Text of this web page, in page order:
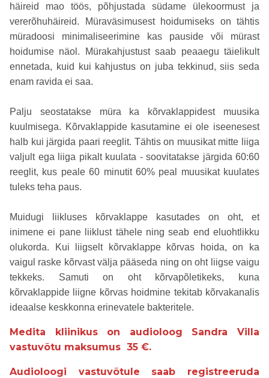
häireid mao töös, põhjustada südame ülekoormust ja
vererõhuhäireid. Müraväsimusest hoidumiseks on tähtis
müradoosi minimaliseerimine kas pauside või mürast
hoidumise näol. Mürakahjustust saab peaaegu täielikult
ennetada, kuid kui kahjustus on juba tekkinud, siis seda
enam ravida ei saa.
Palju seostatakse müra ka kõrvaklappidest muusika
kuulmisega. Kõrvaklappide kasutamine ei ole iseenesest
halb kui järgida paari reeglit. Tähtis on muusikat mitte liiga
valjult ega liiga pikalt kuulata - soovitatakse järgida 60:60
reeglit, kus peale 60 minutit 60% peal muusikat kuulates
tuleks teha paus.
Muidugi liikluses kõrvaklappe kasutades on oht, et
inimene ei pane liiklust tähele ning seab end eluohtlikku
olukorda. Kui liigselt kõrvaklappe kõrvas hoida, on ka
vaigul raske kõrvast välja pääseda ning on oht liigse vaigu
tekkeks. Samuti on oht kõrvapõletikeks, kuna
kõrvaklappide liigne kõrvas hoidmine tekitab kõrvakanalis
ideaalse keskkonna erinevatele bakteritele.
Medita kliinikus on audioloog Sandra Villa
vastuvõtu maksumus 35 €.
Audioloogi vastuvõtule saab registreeruda